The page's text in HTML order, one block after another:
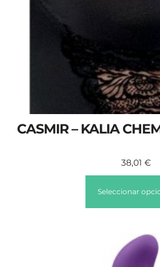
CASMIR – KALIA
38,01 €
Seleccionar